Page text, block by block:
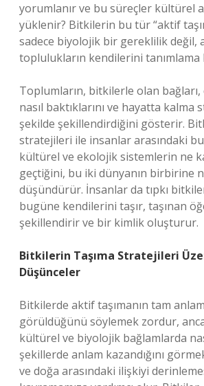
yorumlanır ve bu süreçler kültürel
yüklenir? Bitkilerin bu tür “aktif
sadece biyolojik bir gereklilik değil,
toplulukların kendilerini tanımlama
Toplumların, bitkilerle olan bağları,
nasıl baktıklarını ve hayatta
şekilde şekillendirdiğini gösterir.
stratejileri ile insanlar arasındaki
kültürel ve ekolojik sistemlerin ne
geçtiğini, bu iki dünyanın birbirine
düşündürür. İnsanlar da tıpkı
bugüne kendilerini taşır, taşınan
şekillendirir ve bir kimlik oluşturur.
Bitkilerin Taşıma Stratejileri
Düşünceler
Bitkilerde aktif taşımanın tam
görüldüğünü söylemek zordur,
kültürel ve biyolojik bağlamlarda
şekillerde anlam kazandığını
ve doğa arasındaki ilişkiyi